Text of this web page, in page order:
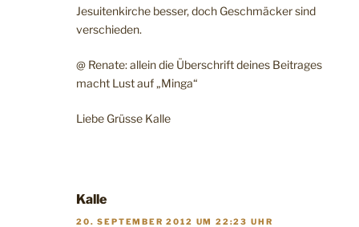
Jesuitenkirche besser, doch Geschmäcker sind
verschieden.
@ Renate: allein die Überschrift deines Beitrages
macht Lust auf „Minga“
Liebe Grüsse Kalle
Kalle
20. SEPTEMBER 2012 UM 22:23 UHR